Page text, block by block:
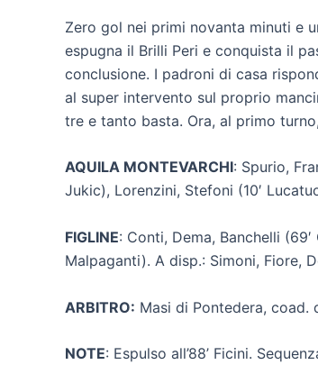
Zero gol nei primi novanta minuti e
espugna il Brilli Peri e conquista il
conclusione. I padroni di casa
al super intervento sul proprio
tre e tanto basta. Ora, al primo
AQUILA MONTEVARCHI: Spurio,
Jukic), Lorenzini, Stefoni (10′
FIGLINE: Conti, Dema, Banchelli
Malpaganti). A disp.: Simoni, Fiore,
ARBITRO: Masi di Pontedera, coad.
NOTE: Espulso all’88’ Ficini.